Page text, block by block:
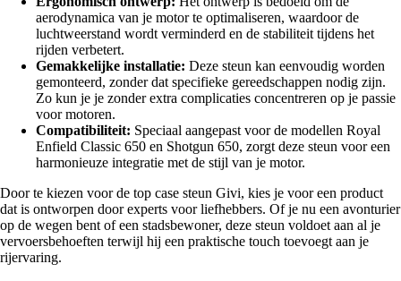
aerodynamica van je motor te optimaliseren, waardoor de
luchtweerstand wordt verminderd en de stabiliteit tijdens het
rijden verbetert.
Gemakkelijke installatie: Deze steun kan eenvoudig worden
gemonteerd, zonder dat specifieke gereedschappen nodig zijn.
Zo kun je je zonder extra complicaties concentreren op je passie
voor motoren.
Compatibiliteit: Speciaal aangepast voor de modellen Royal
Enfield Classic 650 en Shotgun 650, zorgt deze steun voor een
harmonieuze integratie met de stijl van je motor.
Door te kiezen voor de top case steun Givi, kies je voor een product
dat is ontworpen door experts voor liefhebbers. Of je nu een avonturier
op de wegen bent of een stadsbewoner, deze steun voldoet aan al je
vervoersbehoeften terwijl hij een praktische touch toevoegt aan je
rijervaring.